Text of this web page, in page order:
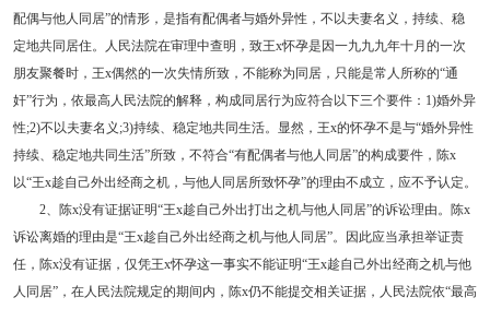
配偶与他人同居”的情形，是指有配偶者与婚外异性，不以夫妻名义，持续、稳
定地共同居住。人民法院在审理中查明，致王x怀孕是因一九九九年十月的一次
朋友聚餐时，王x偶然的一次失情所致，不能称为同居，只能是常人所称的“通
奸”行为，依最高人民法院的解释，构成同居行为应符合以下三个要件：1)婚外异
性;2)不以夫妻名义;3)持续、稳定地共同生活。显然，王x的怀孕不是与“婚外异性
持续、稳定地共同生活”所致，不符合“有配偶者与他人同居”的构成要件，陈x
以“王x趁自己外出经商之机，与他人同居所致怀孕”的理由不成立，应不予认定。
2、陈x没有证据证明“王x趁自己外出打出之机与他人同居”的诉讼理由。陈x
诉讼离婚的理由是“王x趁自己外出经商之机与他人同居”。因此应当承担举证责
任，陈x没有证据，仅凭王x怀孕这一事实不能证明“王x趁自己外出经商之机与他
人同居”，在人民法院规定的期间内，陈x仍不能提交相关证据，人民法院依“最高